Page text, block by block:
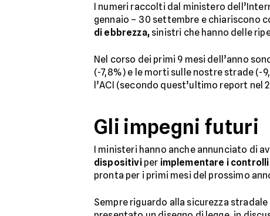
I numeri raccolti dal ministero
gennaio – 30 settembre e chiariscono
di ebbrezza,sinistri che hanno delle
Nel corso dei primi 9 mesi dell’anno
(-7,8%) e le morti sulle nostre strade (-
l’ACI (secondo quest’ultimo report nel
Gli impegni futuri
I ministeri hanno anche annunciato di
dispositiviper implementare i
pronta per i primi mesi del prossimo
Sempre riguardo alla sicurezza